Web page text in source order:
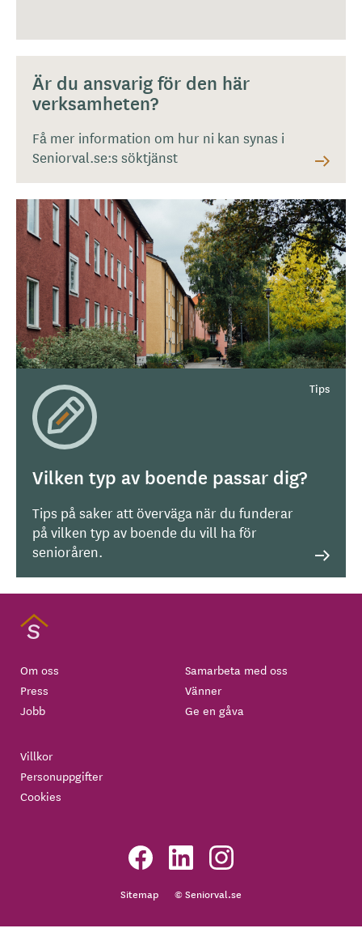
Är du ansvarig för den här
verksamheten?
Få mer information om hur ni kan synas i
Seniorval.se:s söktjänst
Vilken typ av boende passar dig?
Tips på saker att överväga när du funderar
på vilken typ av boende du vill ha för
senioråren.
Om oss
Press
Jobb
Samarbeta med oss
Vänner
Ge en gåva
Villkor
Personuppgifter
Cookies
Sitemap © Seniorval.se